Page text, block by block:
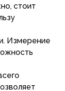
стоит
Измерение